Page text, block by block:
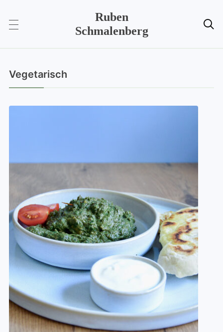
Ruben
Schmalenberg

Vegetarisch